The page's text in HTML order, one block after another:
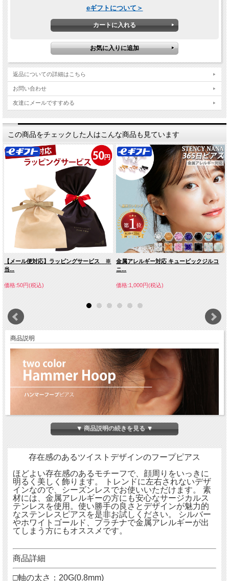
eギフトについて＞
返品についての詳細はこちら
お問い合わせ
友達にメールですすめる
この商品をチェックした人はこんな商品も見ています
【メール便対応】ラッピングサービス ※
当...
価格:50円(税込)
金属アレルギー対応 キュービックジルコ
ニ...
価格:1,000円(税込)
商品説明
▼ 商品説明の続きを見る ▼
存在感のあるツイストデザインのフープピアス
ほどよい存在感のあるモチーフで、顔周りをいっきに
明るく美しく飾ります。 トレンドに左右されないデザ
インなので、シーズンレスでお使いいただけます。 素
材には、金属アレルギーの方にも安心なサージカルス
テンレスを使用。使い勝手の良さとデザインが魅力的
なステンレスピアスを是非お試しください。 シルバー
やホワイトゴールド、プラチナで金属アレルギーが出
てしまう方にもオススメです。
商品詳細
□軸の太さ：20G(0.8mm)